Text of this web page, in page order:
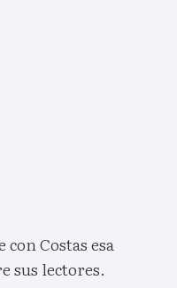
Costas esa
sus lectores.